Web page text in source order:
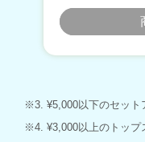
3. ¥5,000以下のセット
4. ¥3,000以上のトップ